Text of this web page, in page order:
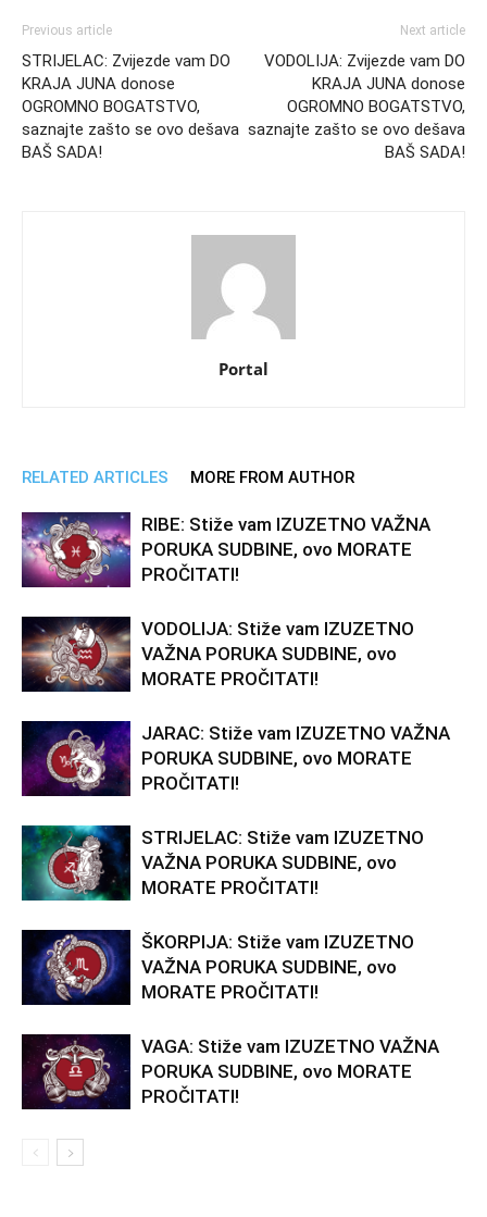
Previous article
STRIJELAC: Zvijezde vam DO
KRAJA JUNA donose
OGROMNO BOGATSTVO,
saznajte zašto se ovo dešava
BAŠ SADA!
Next article
VODOLIJA: Zvijezde vam DO
KRAJA JUNA donose
OGROMNO BOGATSTVO,
saznajte zašto se ovo dešava
BAŠ SADA!
Portal
RELATED ARTICLES MORE FROM AUTHOR
RIBE: Stiže vam IZUZETNO VAŽNA
PORUKA SUDBINE, ovo MORATE
PROČITATI!
VODOLIJA: Stiže vam IZUZETNO
VAŽNA PORUKA SUDBINE, ovo
MORATE PROČITATI!
JARAC: Stiže vam IZUZETNO VAŽNA
PORUKA SUDBINE, ovo MORATE
PROČITATI!
STRIJELAC: Stiže vam IZUZETNO
VAŽNA PORUKA SUDBINE, ovo
MORATE PROČITATI!
ŠKORPIJA: Stiže vam IZUZETNO
VAŽNA PORUKA SUDBINE, ovo
MORATE PROČITATI!
VAGA: Stiže vam IZUZETNO VAŽNA
PORUKA SUDBINE, ovo MORATE
PROČITATI!